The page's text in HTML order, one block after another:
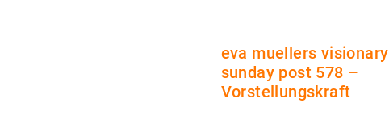
eva muellers visionary
sunday post 578 –
Vorstellungskraft